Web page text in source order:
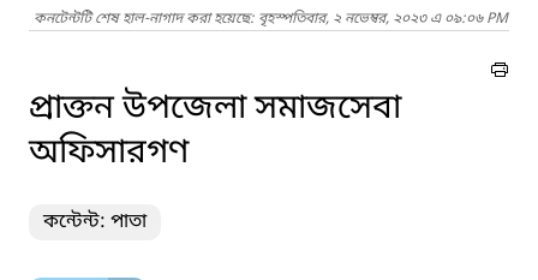
কনটেন্টটি শেষ হাল-নাগাদ করা হয়েছে: বৃহস্পতিবার, ২ নভেম্বর, ২০২৩ এ ০৯:০৬ PM
প্রাক্তন উপজেলা সমাজসেবা
অফিসারগণ
কন্টেন্ট: পাতা